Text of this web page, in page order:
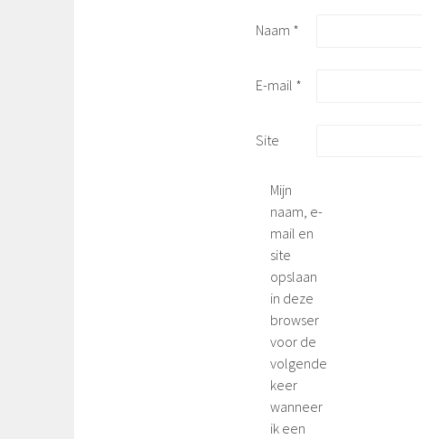
Naam *
E-mail *
Site
Mijn
naam, e-
mail en
site
opslaan
in deze
browser
voor de
volgende
keer
wanneer
ik een